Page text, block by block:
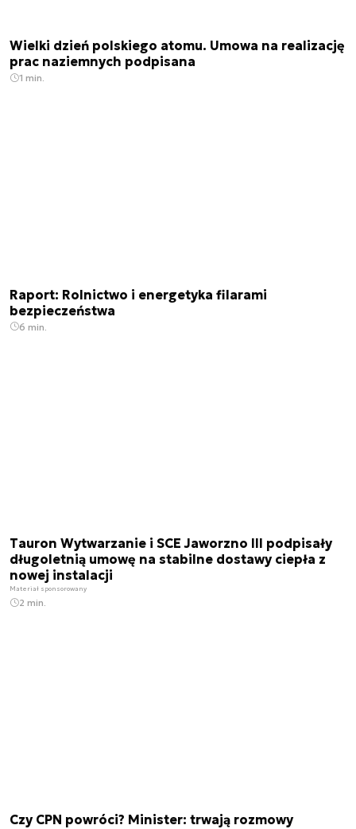
Wielki dzień polskiego atomu. Umowa na realizację
prac naziemnych podpisana
1 min.
Raport: Rolnictwo i energetyka filarami
bezpieczeństwa
6 min.
Tauron Wytwarzanie i SCE Jaworzno III podpisały
długoletnią umowę na stabilne dostawy ciepła z
nowej instalacji
Materiał sponsorowany
2 min.
Czy CPN powróci? Minister: trwają rozmowy